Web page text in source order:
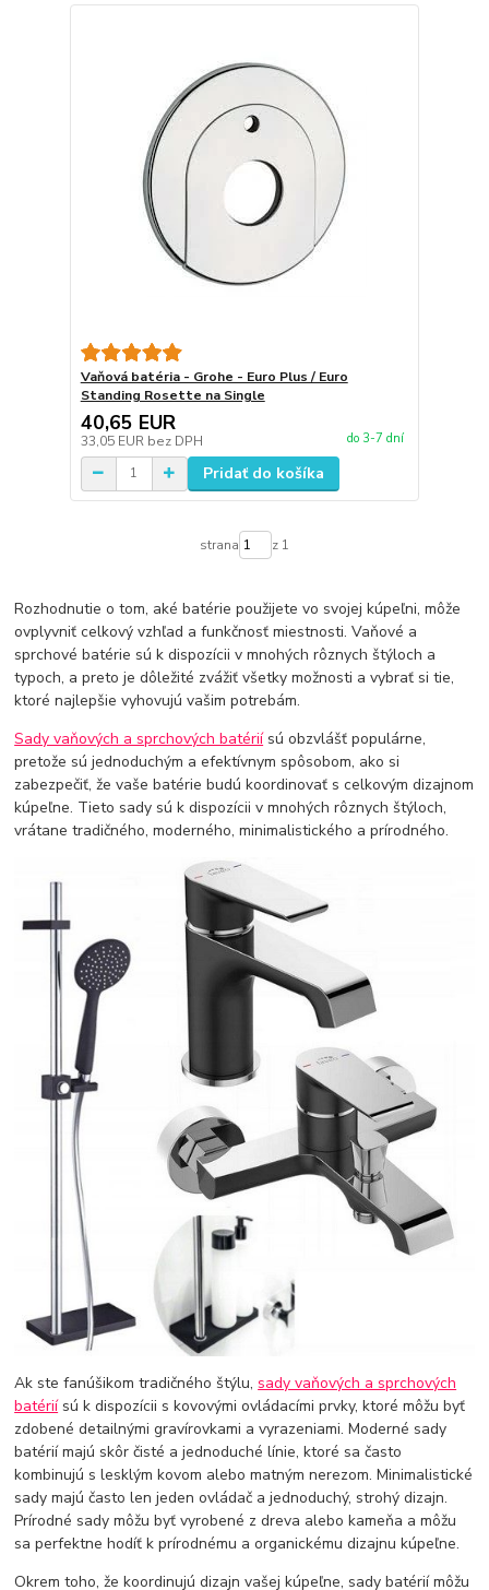
Vaňová batéria - Grohe - Euro Plus / Euro
Standing Rosette na Single
40,65 EUR
33,05 EUR bez DPH do 3-7 dní
Pridať do košíka
strana z 1
Rozhodnutie o tom, aké batérie použijete vo svojej kúpeľni, môže
ovplyvniť celkový vzhľad a funkčnosť miestnosti. Vaňové a
sprchové batérie sú k dispozícii v mnohých rôznych štýloch a
typoch, a preto je dôležité zvážiť všetky možnosti a vybrať si tie,
ktoré najlepšie vyhovujú vašim potrebám.
Sady vaňových a sprchových batériísú obzvlášť populárne,
pretože sú jednoduchým a efektívnym spôsobom, ako si
zabezpečiť, že vaše batérie budú koordinovať s celkovým dizajnom
kúpeľne. Tieto sady sú k dispozícii v mnohých rôznych štýloch,
vrátane tradičného, moderného, minimalistického a prírodného.
Ak ste fanúšikom tradičného štýlu,sady vaňových a sprchových
batériísú k dispozícii s kovovými ovládacími prvky, ktoré môžu byť
zdobené detailnými gravírovkami a vyrazeniami. Moderné sady
batérií majú skôr čisté a jednoduché línie, ktoré sa často
kombinujú s lesklým kovom alebo matným nerezom. Minimalistické
sady majú často len jeden ovládač a jednoduchý, strohý dizajn.
Prírodné sady môžu byť vyrobené z dreva alebo kameňa a môžu
sa perfektne hodíť k prírodnému a organickému dizajnu kúpeľne.
Okrem toho, že koordinujú dizajn vašej kúpeľne, sady batérií môžu